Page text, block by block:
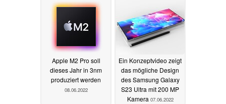
Apple M2 Pro soll
dieses Jahr in 3nm
produziert werden
08.06.2022
Ein Konzeptvideo zeigt
das mögliche Design
des Samsung Galaxy
S23 Ultra mit 200 MP
Kamera 07.06.2022